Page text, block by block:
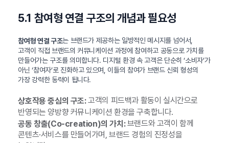
5.1 참여형 연결 구조의 개념과 필요성
참여형 연결 구조는 브랜드가 제공하는 일방적인 메시지를 넘어서,
고객이 직접 브랜드의 커뮤니케이션 과정에 참여하고 공동으로 가치를
만들어가는 구조를 의미합니다. 디지털 환경 속 고객은 단순히 ‘소비자’가
아닌 ‘참여자’로 진화하고 있으며, 이들의 참여가 브랜드 신뢰 형성의
가장 강력한 동력이 됩니다.
상호작용 중심의 구조:고객의 피드백과 활동이 실시간으로
반영되는 양방향 커뮤니케이션 환경을 구축합니다.
공동 창출(Co-creation)의 가치:브랜드와 고객이 함께
콘텐츠·서비스를 만들어가며, 브랜드 경험의 진정성을